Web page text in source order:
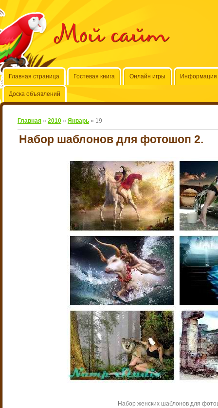
Мой сайт
Главная страница Гостевая книга Онлайн игры Информация
Доска объявлений
Главная » 2010 » Январь » 19
Набор шаблонов для фотошоп 2.
Набор женских шаблонов для